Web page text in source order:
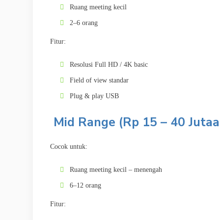
Ruang meeting kecil
2–6 orang
Fitur:
Resolusi Full HD / 4K basic
Field of view standar
Plug & play USB
Mid Range (Rp 15 – 40
Cocok untuk:
Ruang meeting kecil – menengah
6–12 orang
Fitur: